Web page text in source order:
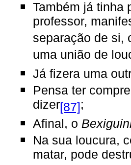
Também já tinha
professor,
separação de si,
uma união de
Já fizera uma
Pensa ter
dizer[87] ;
Afinal, o
Na sua loucura,
matar, pode